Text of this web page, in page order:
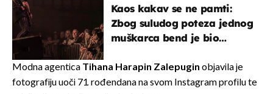
Kaos kakav se ne pamti:
Zbog suludog poteza jednog
muškarca bend je bio
Modna agentica Tihana Harapin Zalepugin objavila je
fotografiju uoči 71. rođendana na svom Instagram profilu te